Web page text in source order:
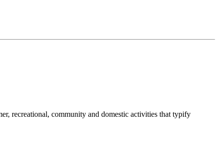
recreational, community and domestic activities that typify